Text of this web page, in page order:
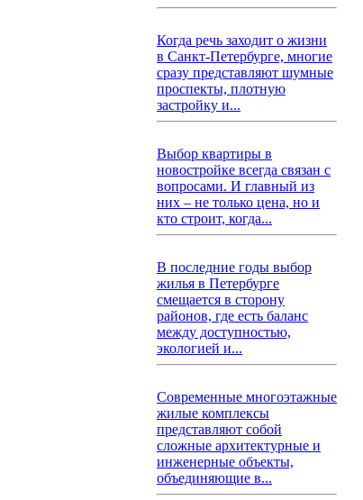
Когда речь заходит о жизни
в Санкт-Петербурге, многие
сразу представляют шумные
проспекты, плотную
застройку и...
Выбор квартиры в
новостройке всегда связан с
вопросами. И главный из
них – не только цена, но и
кто строит, когда...
В последние годы выбор
жилья в Петербурге
смещается в сторону
районов, где есть баланс
между доступностью,
экологией и...
Современные многоэтажные
жилые комплексы
представляют собой
сложные архитектурные и
инженерные объекты,
объединяющие в...